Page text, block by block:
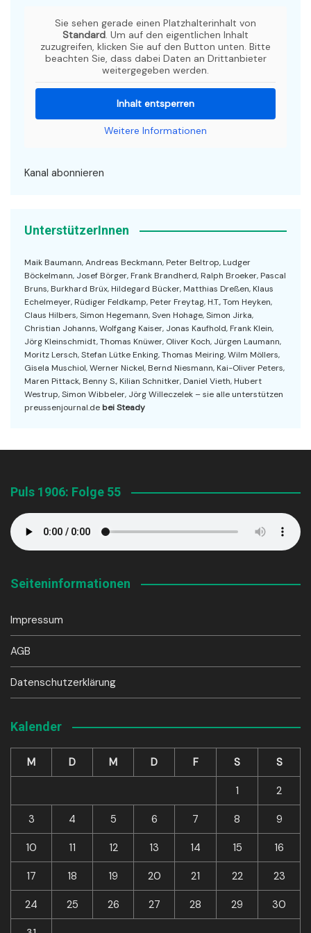
Sie sehen gerade einen Platzhalterinhalt von
Standard. Um auf den eigentlichen Inhalt
zuzugreifen, klicken Sie auf den Button unten. Bitte
beachten Sie, dass dabei Daten an Drittanbieter
weitergegeben werden.
Inhalt entsperren
Weitere Informationen
Kanal abonnieren
UnterstützerInnen
Maik Baumann, Andreas Beckmann, Peter Beltrop, Ludger
Böckelmann, Josef Börger, Frank Brandherd, Ralph Broeker, Pascal
Bruns, Burkhard Brüx, Hildegard Bücker, Matthias Dreßen, Klaus
Echelmeyer, Rüdiger Feldkamp, Peter Freytag, H.T., Tom Heyken,
Claus Hilbers, Simon Hegemann, Sven Hohage, Simon Jirka,
Christian Johanns, Wolfgang Kaiser, Jonas Kaufhold, Frank Klein,
Jörg Kleinschmidt, Thomas Knüwer, Oliver Koch, Jürgen Laumann,
Moritz Lersch, Stefan Lütke Enking, Thomas Meiring, Wilm Möllers,
Gisela Muschiol, Werner Nickel, Bernd Niesmann, Kai-Oliver Peters,
Maren Pittack, Benny S., Kilian Schnitker, Daniel Vieth, Hubert
Westrup, Simon Wibbeler, Jörg Willeczelek – sie alle unterstützen
preussenjournal.de bei Steady
Puls 1906: Folge 55
Seiteninformationen
Impressum
AGB
Datenschutzerklärung
Kalender
M D M D F S S
1 2
3 4 5 6 7 8 9
10 11 12 13 14 15 16
17 18 19 20 21 22 23
24 25 26 27 28 29 30